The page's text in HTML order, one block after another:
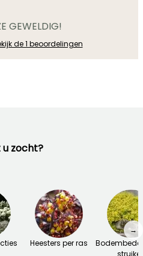
GEWELDIG!
de 1 beoordelingen
zocht?
Heesters per ras
→